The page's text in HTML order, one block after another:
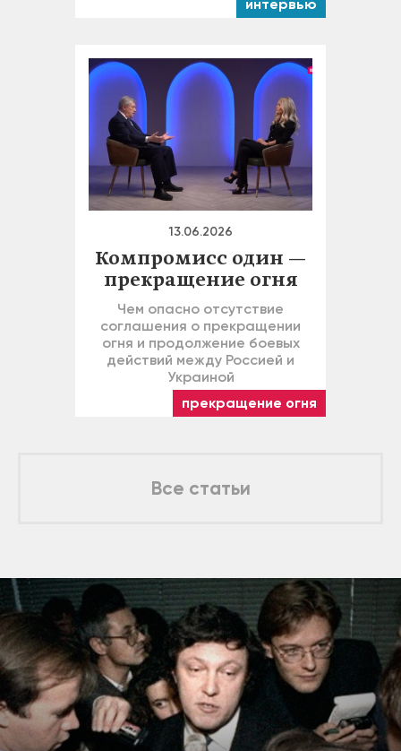
интервью
13.06.2026
Компромисс один —
прекращение огня
Чем опасно отсутствие
соглашения о прекращении
огня и продолжение боевых
действий между Россией и
Украиной
прекращение огня
Все статьи